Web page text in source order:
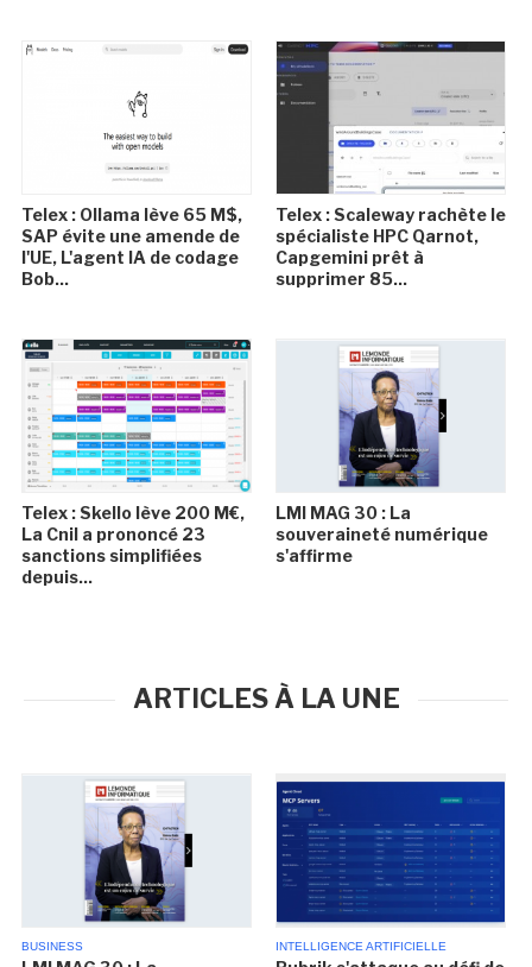
Telex : Ollama lève 65 M$,
SAP évite une amende de
l'UE, L'agent IA de codage
Bob...
Telex : Scaleway rachète le
spécialiste HPC Qarnot,
Capgemini prêt à
supprimer 85...
Telex : Skello lève 200 M€,
La Cnil a prononcé 23
sanctions simplifiées
depuis...
LMI MAG 30 : La
souveraineté numérique
s'affirme
ARTICLES À LA UNE
BUSINESS INTELLIGENCE ARTIFICIELLE